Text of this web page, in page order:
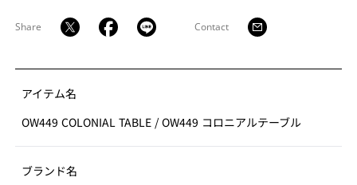
Share Contact
アイテム名
OW449 COLONIAL TABLE / OW449 コロニアルテーブル
ブランド名